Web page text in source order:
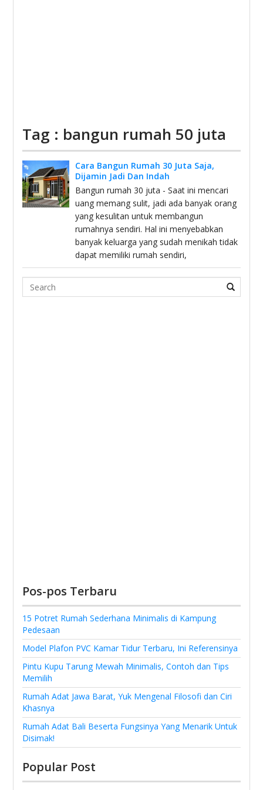
Tag : bangun rumah 50 juta
Cara Bangun Rumah 30 Juta Saja,
Dijamin Jadi Dan Indah
Bangun rumah 30 juta - Saat ini mencari
uang memang sulit, jadi ada banyak orang
yang kesulitan untuk membangun
rumahnya sendiri. Hal ini menyebabkan
banyak keluarga yang sudah menikah tidak
dapat memiliki rumah sendiri,
Search
Pos-pos Terbaru
15 Potret Rumah Sederhana Minimalis di Kampung
Pedesaan
Model Plafon PVC Kamar Tidur Terbaru, Ini Referensinya
Pintu Kupu Tarung Mewah Minimalis, Contoh dan Tips
Memilih
Rumah Adat Jawa Barat, Yuk Mengenal Filosofi dan Ciri
Khasnya
Rumah Adat Bali Beserta Fungsinya Yang Menarik Untuk
Disimak!
Popular Post